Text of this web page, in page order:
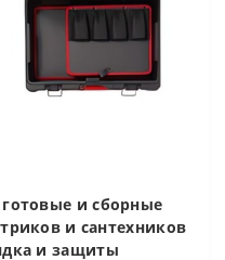
готовые и сборные
и сантехников
и защиты